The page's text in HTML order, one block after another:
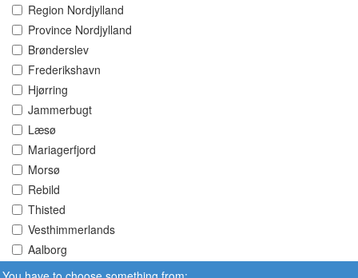
Region Nordjylland
Province Nordjylland
Brønderslev
Frederikshavn
Hjørring
Jammerbugt
Læsø
Mariagerfjord
Morsø
Rebild
Thisted
Vesthimmerlands
Aalborg